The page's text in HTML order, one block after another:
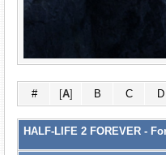
# [A] B C D
HALF-LIFE 2 FOREVER -